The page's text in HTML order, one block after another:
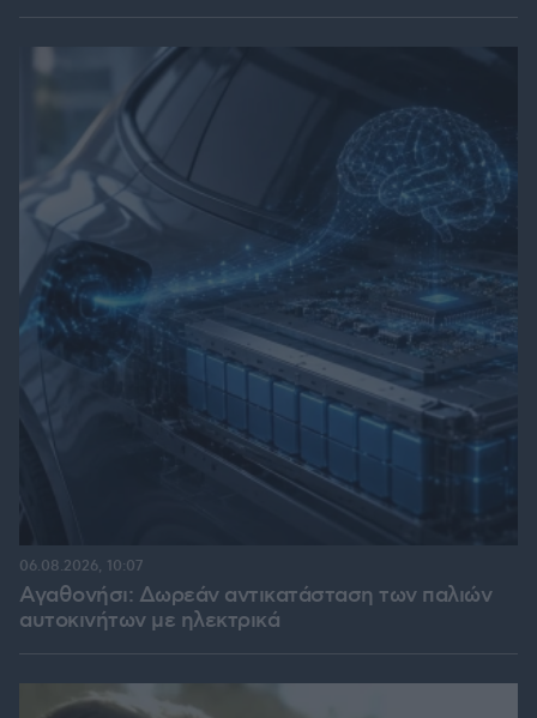
Αγαθονήσι: Δωρεάν αντικατάσταση των παλιών
αυτοκινήτων με ηλεκτρικά
06.08.2026, 10:07